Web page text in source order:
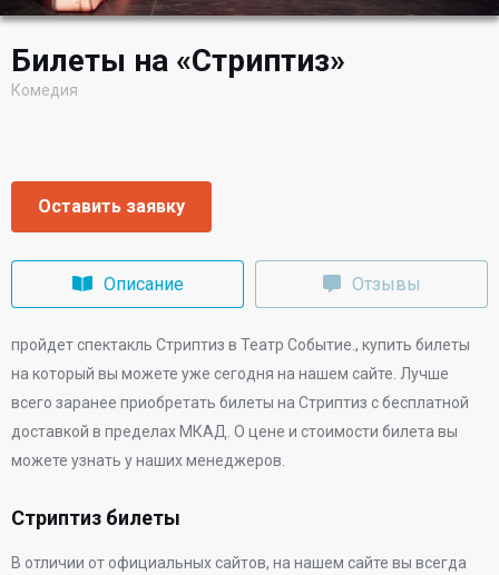
Билеты на «Стриптиз»
Комедия
Оставить заявку
Описание Отзывы
пройдет спектакль Стриптиз в Театр Событие. , купить билеты
на который вы можете уже сегодня на нашем сайте. Лучше
всего заранее приобретать билеты на Стриптиз с бесплатной
доставкой в пределах МКАД. О цене и стоимости билета вы
можете узнать у наших менеджеров.
Стриптиз билеты
В отличии от официальных сайтов, на нашем сайте вы всегда